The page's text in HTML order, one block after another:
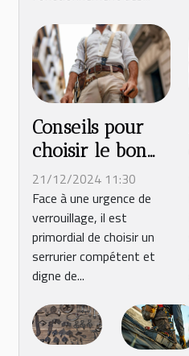
Conseils pour
choisir le bon
serrurier pour
une urgence de
verrouillage
21/12/2024 11:30
Face à une urgence de
verrouillage, il est
primordial de choisir un
serrurier compétent et
digne de...